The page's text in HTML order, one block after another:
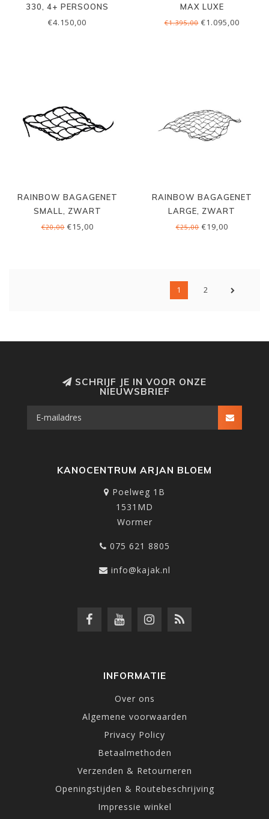
330, 4+ PERSOONS
€4.150,00
MAX LUXE
€1.395,00€1.095,00
RAINBOW BAGAGENET
SMALL, ZWART
€20,00€15,00
RAINBOW BAGAGENET
LARGE, ZWART
€25,00€19,00
1 2
SCHRIJF JE IN VOOR ONZE
NIEUWSBRIEF
KANOCENTRUM ARJAN BLOEM
Poelweg 1B
1531MD
Wormer
075 621 8805
info@kajak.nl
INFORMATIE
Over ons
Algemene voorwaarden
Privacy Policy
Betaalmethoden
Verzenden & Retourneren
Openingstijden & Routebeschrijving
Impressie winkel